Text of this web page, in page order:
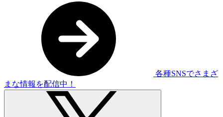
各種SNSでさまざ
まな情報を配信中！